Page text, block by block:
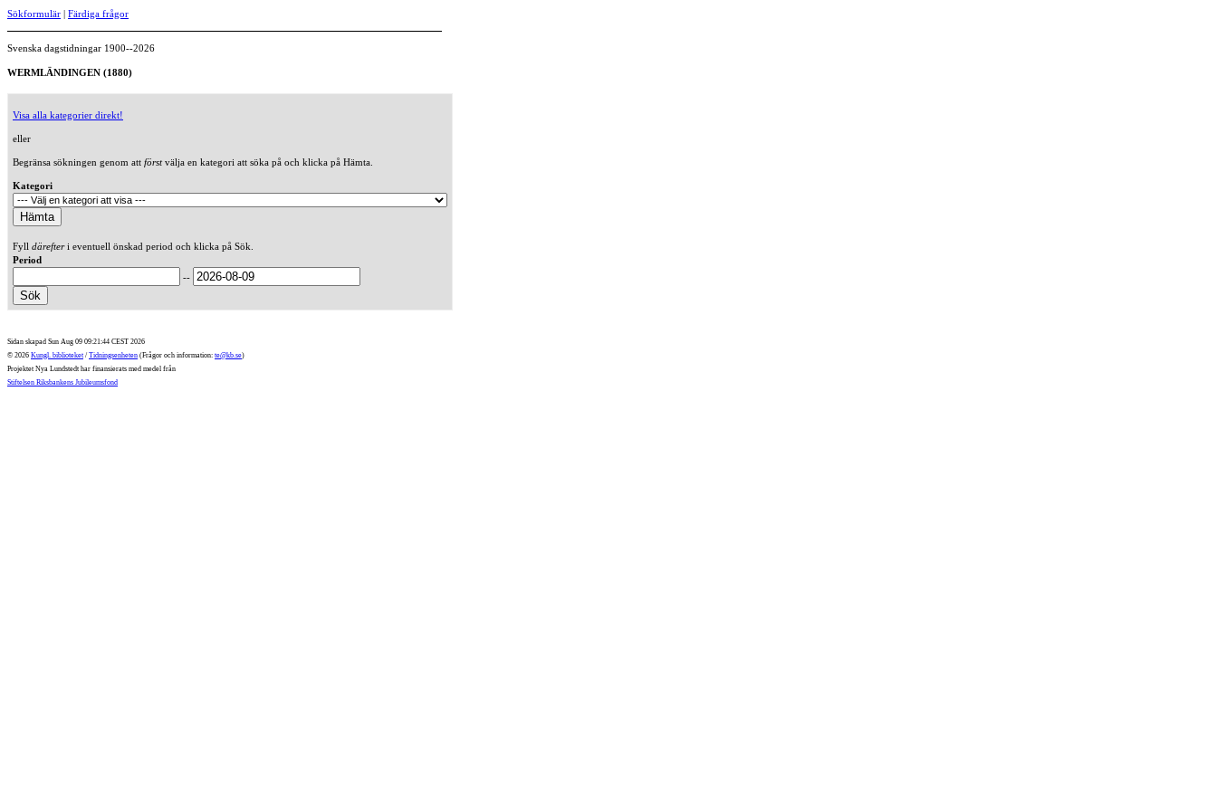
Sökformulär | Färdiga frågor
Svenska dagstidningar 1900--2026
WERMLÄNDINGEN (1880)
Visa alla kategorier direkt!
eller
Begränsa sökningen genom att förstvälja en kategori att söka på och klicka på Hämta.
Kategori
Fyll därefteri eventuell önskad period och klicka på Sök.
Period
--
Sidan skapad Sun Aug 09 09:21:44 CEST 2026
© 2026 Kungl. biblioteket / Tidningsenheten (Frågor och information: te@kb.se)
Projektet Nya Lundstedt har finansierats med medel från
Stiftelsen Riksbankens Jubileumsfond